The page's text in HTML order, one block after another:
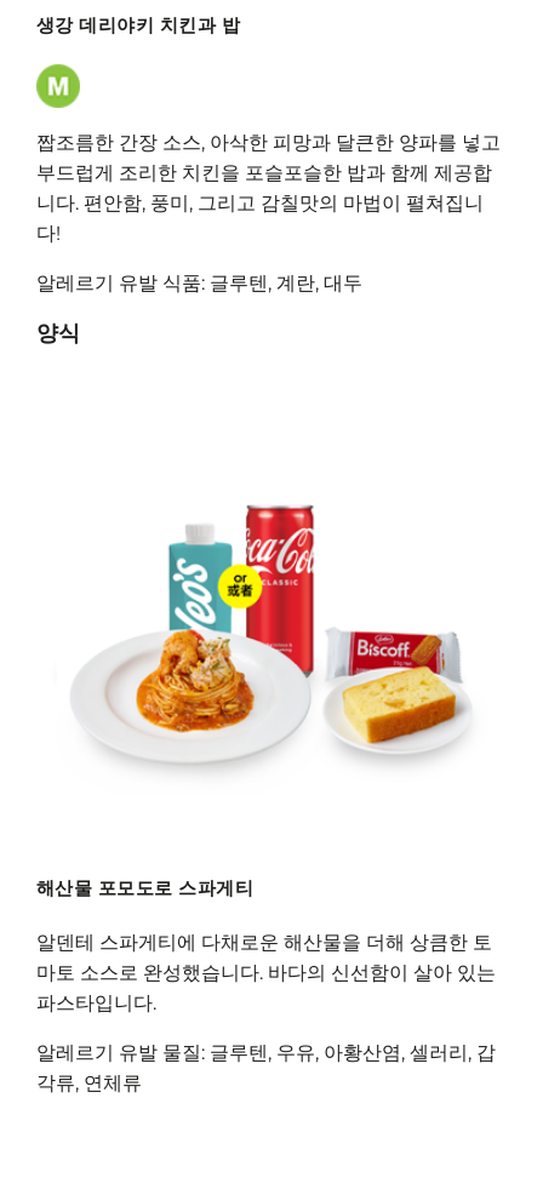
생강 데리야키 치킨과 밥
짭조름한 간장 소스, 아삭한 피망과 달큰한 양파를 넣고
부드럽게 조리한 치킨을 포슬포슬한 밥과 함께 제공합
니다. 편안함, 풍미, 그리고 감칠맛의 마법이 펼쳐집니
다!
알레르기 유발 식품: 글루텐, 계란, 대두
양식
해산물 포모도로 스파게티
알덴테 스파게티에 다채로운 해산물을 더해 상큼한 토
마토 소스로 완성했습니다. 바다의 신선함이 살아 있는
파스타입니다.
알레르기 유발 물질: 글루텐, 우유, 아황산염, 셀러리, 갑
각류, 연체류